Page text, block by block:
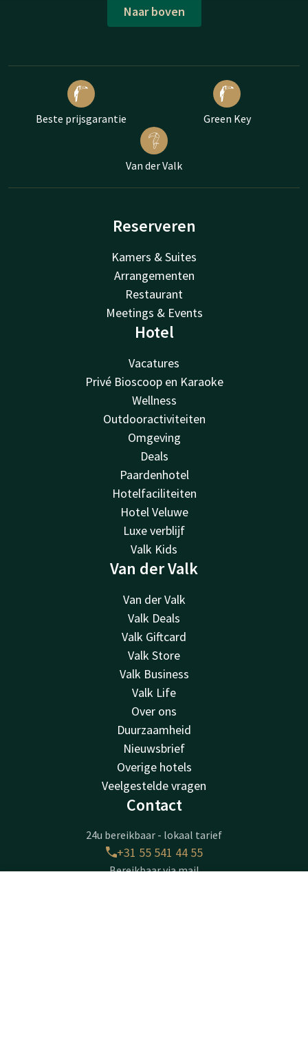
Naar boven
Beste prijsgarantie Green Key
Van der Valk
Reserveren
Kamers & Suites
Arrangementen
Restaurant
Meetings & Events
Hotel
Vacatures
Privé Bioscoop en Karaoke
Wellness
Outdooractiviteiten
Omgeving
Deals
Paardenhotel
Hotelfaciliteiten
Hotel Veluwe
Luxe verblijf
Valk Kids
Van der Valk
Van der Valk
Valk Deals
Valk Giftcard
Valk Store
Valk Business
Valk Life
Over ons
Duurzaamheid
Nieuwsbrief
Overige hotels
Veelgestelde vragen
Contact
24u bereikbaar - lokaal tarief
+31 55 541 44 55
Bereikbaar via mail